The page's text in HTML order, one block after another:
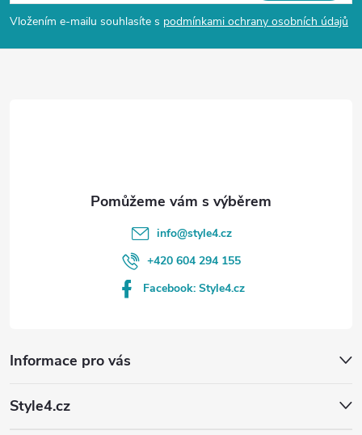
p
a
Vložením e-mailu souhlasíte s podmínkami ochrany osobních údajů
Informace pro vás
Style4.cz
info@style4.cz
+420 604 294 155
Facebook: Style4.cz